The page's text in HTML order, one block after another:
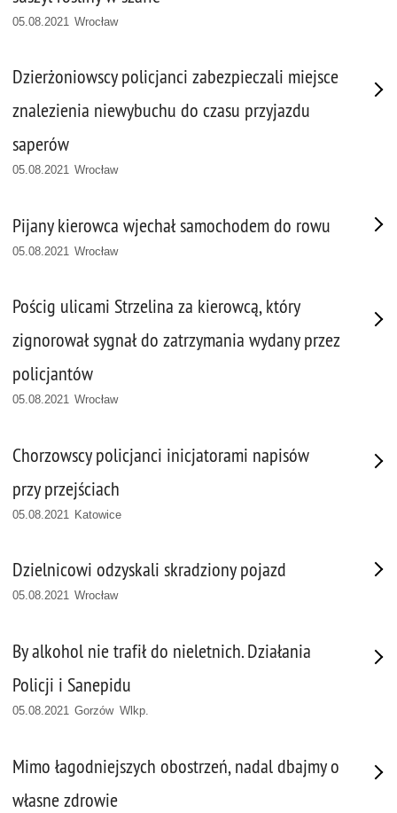
05.08.2021 Wrocław
Dzierżoniowscy policjanci zabezpieczali miejsce
znalezienia niewybuchu do czasu przyjazdu
saperów
05.08.2021 Wrocław
Pijany kierowca wjechał samochodem do rowu
05.08.2021 Wrocław
Pościg ulicami Strzelina za kierowcą, który
zignorował sygnał do zatrzymania wydany przez
policjantów
05.08.2021 Wrocław
Chorzowscy policjanci inicjatorami napisów
przy przejściach
05.08.2021 Katowice
Dzielnicowi odzyskali skradziony pojazd
05.08.2021 Wrocław
By alkohol nie trafił do nieletnich. Działania
Policji i Sanepidu
05.08.2021 Gorzów Wlkp.
Mimo łagodniejszych obostrzeń, nadal dbajmy o
własne zdrowie